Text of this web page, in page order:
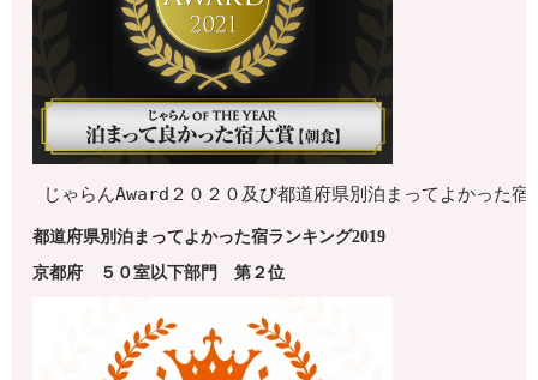
じゃらんAward２０２０及び都道府県別泊まってよかった
都道府県別泊まってよかった宿ランキング2019
京都府 ５０室以下部門 第 ２位